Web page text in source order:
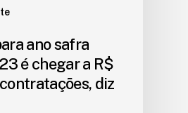
ano safra
é chegar a R$
diz